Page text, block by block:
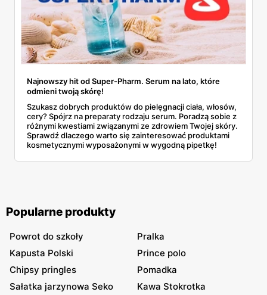
Najnowszy hit od Super-Pharm. Serum na lato, które
odmieni twoją skórę!
Szukasz dobrych produktów do pielęgnacji ciała, włosów,
cery? Spójrz na preparaty rodzaju serum. Poradzą sobie z
różnymi kwestiami związanymi ze zdrowiem Twojej skóry.
Sprawdź dlaczego warto się zainteresować produktami
kosmetycznymi wyposażonymi w wygodną pipetkę!
Popularne produkty
Powrot do szkoły
Pralka
Kapusta Polski
Prince polo
Chipsy pringles
Pomadka
Sałatka jarzynowa Seko
Kawa Stokrotka